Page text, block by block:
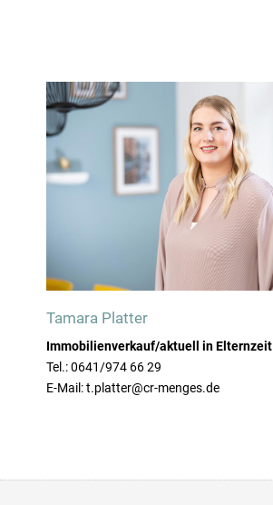
Tamara Platter
Immobilienverkauf/aktuell in Elternzeit
Tel.: 0641/974 66 29
E-Mail: t.platter@cr-menges.de